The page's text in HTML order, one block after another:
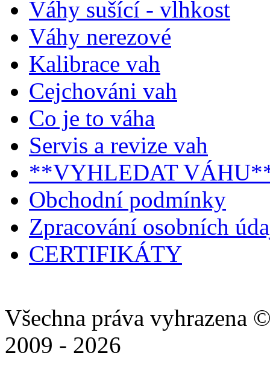
Váhy sušící - vlhkost
Váhy nerezové
Kalibrace vah
Cejchováni vah
Co je to váha
Servis a revize vah
**VYHLEDAT
Obchodní podmínky
Zpracování osobních
CERTIFIKÁTY
Všechna práva
2009 - 2026